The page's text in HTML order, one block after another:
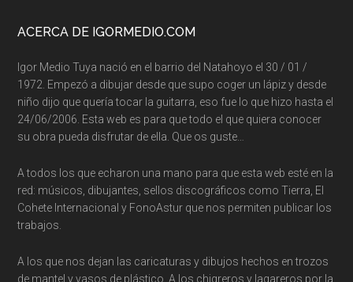
ACERCA DE IGORMEDIO.COM
Igor Medio Tuya nació en el barrio del Natahoyo el 30 / 01 /
1972. Empezó a dibujar desde que supo coger un lápiz y desde
niño dijo que quería tocar la guitarra, eso fue lo que hizo hasta el
24/06/2006. Esta web es para que todo el que quiera conocer
su obra pueda disfrutar de ella. Que os guste…
A todos los que echaron una mano para que esta web esté en la
red: músicos, dibujantes, sellos discográficos como Tierra, El
Cohete Internacional y FonoAstur que nos permiten publicar los
trabajos.
A los que nos dejan las caricaturas y dibujos hechos en trozos
de mantel y vasos de plástico. A los chigreros y lagareros por la